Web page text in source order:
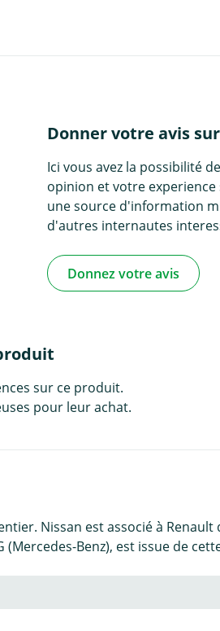
Donner votre avis
Ici vous avez la possibilité
opinion et votre
une source d'information
d'autres internautes
Donnez votre avis
sur ce produit.
pour leur achat.
Nissan est associé à Renault
Benz), est issue de